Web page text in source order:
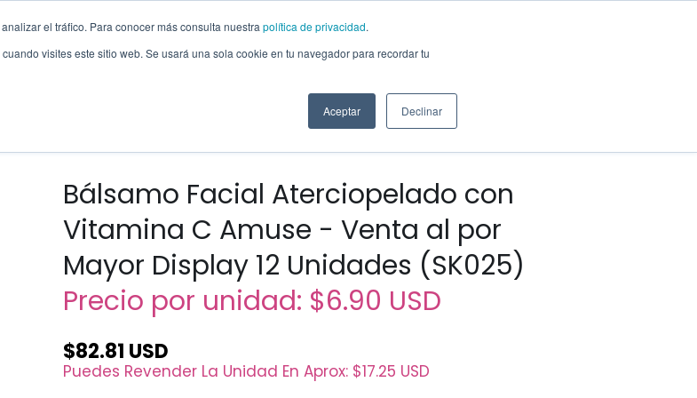
el tráfico. Para conocer más consulta nuestra política de privacidad.
visites este sitio web. Se usará una sola cookie en tu navegador para recordar tu
Aceptar Declinar
Otros Productos Ofertas Ayuda Sobre Nosotros
Bálsamo Facial Aterciopelado con
Vitamina C Amuse - Venta al por
Mayor Display 12 Unidades (SK025)
Precio por unidad: $6.90 USD
$82.81 USD
Puedes Revender La Unidad En Aprox: $17.25 USD